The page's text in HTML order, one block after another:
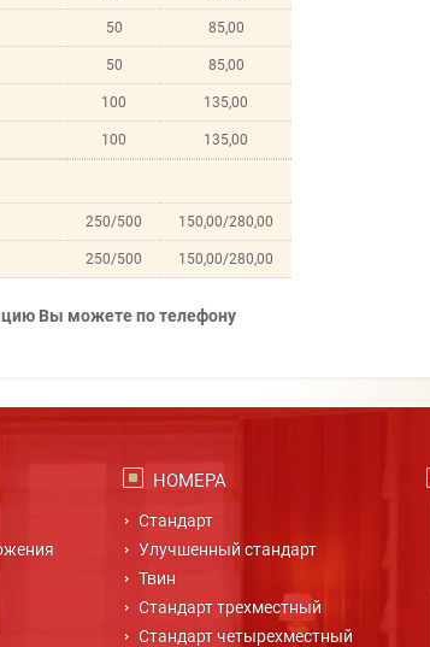
50 85,00
50 85,00
100 135,00
100 135,00
250/500 150,00/280,00
250/500 150,00/280,00
Вы можете по телефону
НОМЕРА
Стандарт
Улучшенный стандарт
Твин
Стандарт трехместный
Стандарт четырехместный